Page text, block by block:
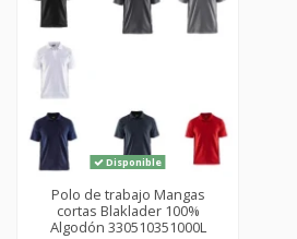
Disponible
Polo de trabajo Mangas
cortas Blaklader 100%
Algodón 330510351000L